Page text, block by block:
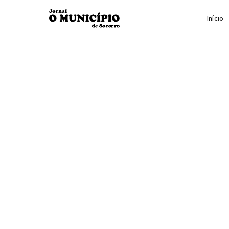
Início